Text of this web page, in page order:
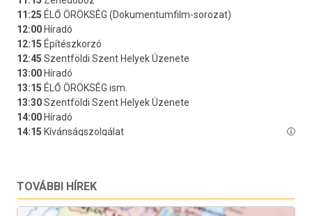
TOVÁBBI HÍREK